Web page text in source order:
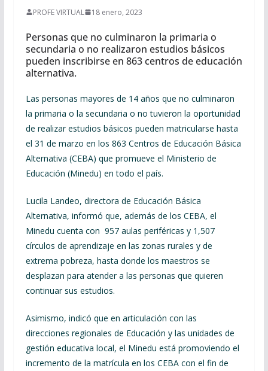
PROFE VIRTUAL 18 enero, 2023
Personas que no culminaron la primaria o
secundaria o no realizaron estudios básicos
pueden inscribirse en 863 centros de educación
alternativa.
Las personas mayores de 14 años que no culminaron
la primaria o la secundaria o no tuvieron la oportunidad
de realizar estudios básicos pueden matricularse hasta
el 31 de marzo en los 863 Centros de Educación Básica
Alternativa (CEBA) que promueve el Ministerio de
Educación (Minedu) en todo el país.
Lucila Landeo, directora de Educación Básica
Alternativa, informó que, además de los CEBA, el
Minedu cuenta con 957 aulas periféricas y 1,507
círculos de aprendizaje en las zonas rurales y de
extrema pobreza, hasta donde los maestros se
desplazan para atender a las personas que quieren
continuar sus estudios.
Asimismo, indicó que en articulación con las
direcciones regionales de Educación y las unidades de
gestión educativa local, el Minedu está promoviendo el
incremento de la matrícula en los CEBA con el fin de